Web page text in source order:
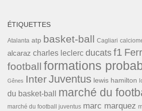
ÉTIQUETTES
Atalanta atp basket-ball Cagliari
alcaraz charles leclerc ducats f1
football formations
Gênes InterJuventus lewis hamilton
du basket-ball
marché du
marché du football juventus marc marquez